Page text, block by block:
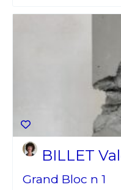
BILLET
Grand Bloc n 1